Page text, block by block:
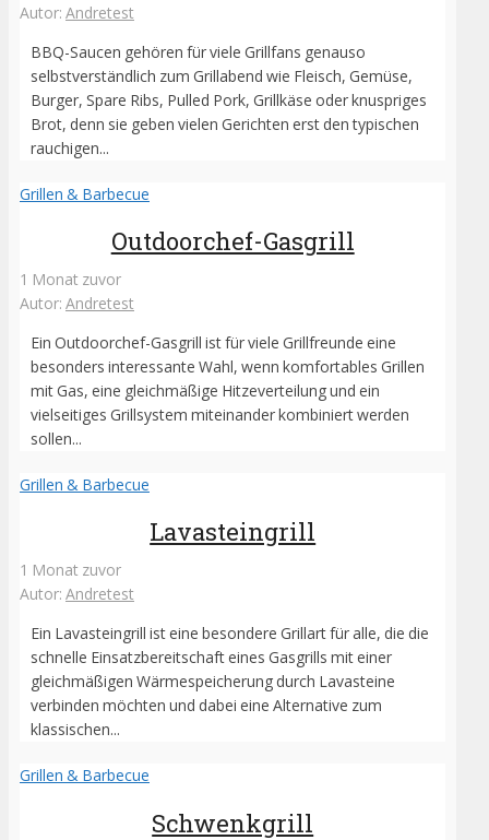
Autor: Andretest
BBQ-Saucen gehören für viele Grillfans genauso
selbstverständlich zum Grillabend wie Fleisch, Gemüse,
Burger, Spare Ribs, Pulled Pork, Grillkäse oder knuspriges
Brot, denn sie geben vielen Gerichten erst den typischen
rauchigen...
Grillen & Barbecue
Outdoorchef-Gasgrill
1 Monat zuvor
Autor: Andretest
Ein Outdoorchef-Gasgrill ist für viele Grillfreunde eine
besonders interessante Wahl, wenn komfortables Grillen
mit Gas, eine gleichmäßige Hitzeverteilung und ein
vielseitiges Grillsystem miteinander kombiniert werden
sollen...
Grillen & Barbecue
Lavasteingrill
1 Monat zuvor
Autor: Andretest
Ein Lavasteingrill ist eine besondere Grillart für alle, die die
schnelle Einsatzbereitschaft eines Gasgrills mit einer
gleichmäßigen Wärmespeicherung durch Lavasteine
verbinden möchten und dabei eine Alternative zum
klassischen...
Grillen & Barbecue
Schwenkgrill